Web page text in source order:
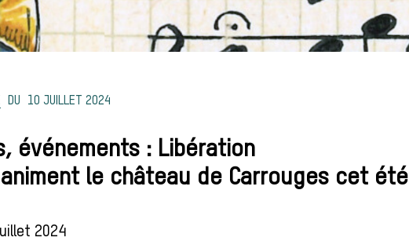
10 JUILLET 2024
événements : Libération
le château de Carrouges cet été
2024